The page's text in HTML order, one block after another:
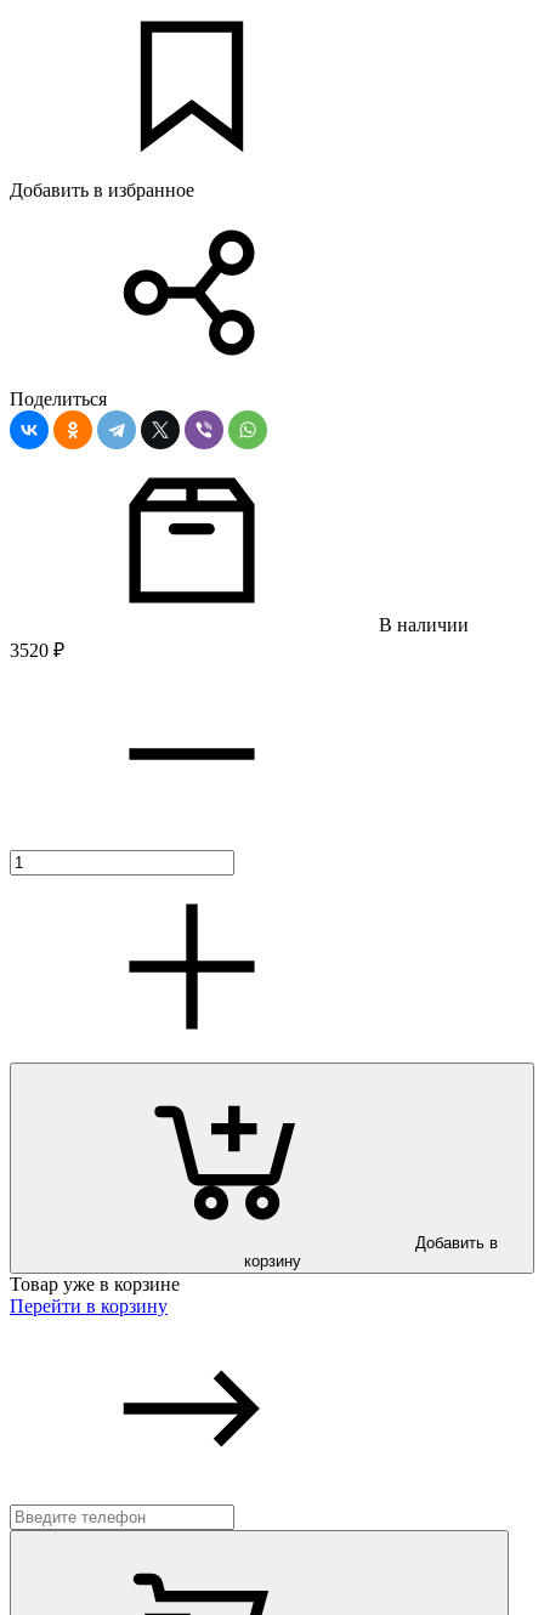
Добавить в избранное
Поделиться
В наличии
3520 ₽
корзину
Товар уже в корзине
Перейти в корзину